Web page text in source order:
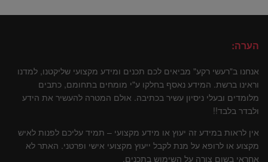
הערה:
אנחנו ב"רעשי רקע" מביאים לכם תכנים ומידע מקצועי שליקטנו, למדנו
וראינו ברשת. המידע נאסף בחלקו ע"י מומחים בתחומם, כתבים
מלומדים ובעלי ניסיון עשיר בכתיבה. אולם המטרה להעשיר את הידע
ולבדר בלבד!!
אין לראות במידע זה יעוץ או מידע מקצועי – תמיד עליכם לפנות לאיש
מקצוע או לרופא על מנת לקבל ייעוץ מקצועי אישי ופרטני. האתר לא
אחראי בשום צורה על השימוש בתכנים.